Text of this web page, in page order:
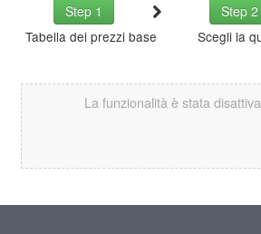
Step 1 Step 2
Tabella dei prezzi base
Scegli la
La funzionalità è stata